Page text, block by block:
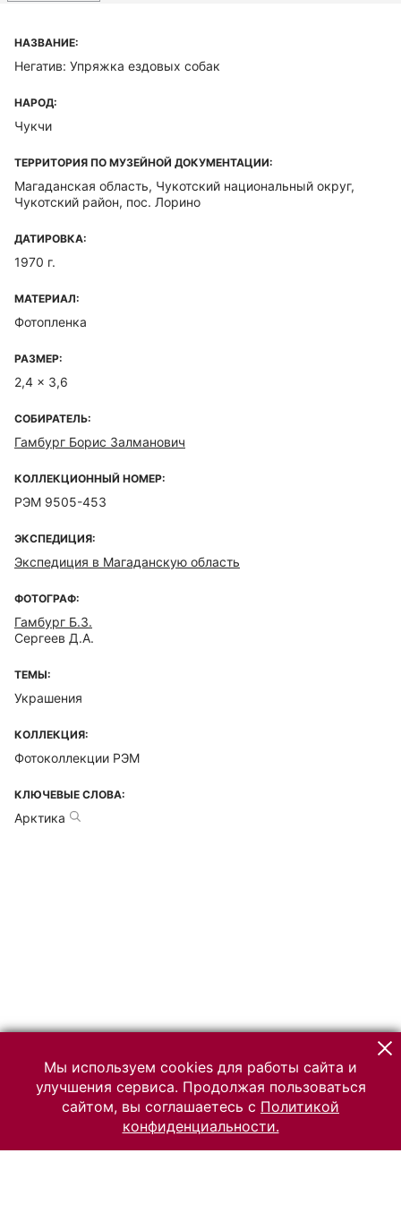
НАЗВАНИЕ:
Негатив: Упряжка ездовых собак
НАРОД:
Чукчи
ТЕРРИТОРИЯ ПО МУЗЕЙНОЙ ДОКУМЕНТАЦИИ:
Магаданская область, Чукотский национальный округ,
Чукотский район, пос. Лорино
ДАТИРОВКА:
1970 г.
МАТЕРИАЛ:
Фотопленка
РАЗМЕР:
2,4 x 3,6
СОБИРАТЕЛЬ:
Гамбург Борис Залманович
КОЛЛЕКЦИОННЫЙ НОМЕР:
РЭМ 9505-453
ЭКСПЕДИЦИЯ:
Экспедиция в Магаданскую область
ФОТОГРАФ:
Гамбург Б.З.
Сергеев Д.А.
ТЕМЫ:
Украшения
КОЛЛЕКЦИЯ:
Фотоколлекции РЭМ
КЛЮЧЕВЫЕ СЛОВА:
Арктика
Мы используем cookies для работы сайта и
улучшения сервиса. Продолжая пользоваться
сайтом, вы соглашаетесь с Политикой
конфиденциальности.